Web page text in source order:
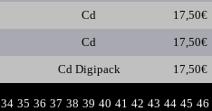
Cd
17,50€
Cd
17,50€
Cd Digipack 17,50€
34 35 36 37 38 39 40 41 42 43 44 45 46